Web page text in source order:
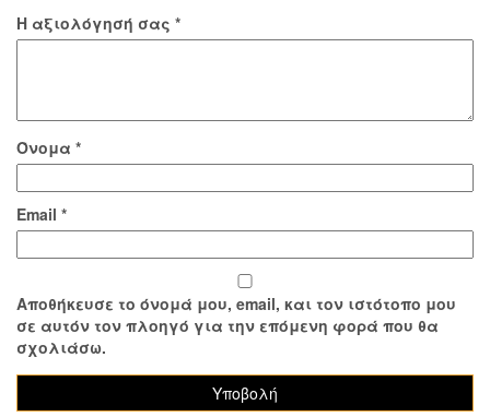
Η αξιολόγησή σας *
Όνομα *
Email *
Αποθήκευσε το όνομά μου, email, και τον ιστότοπο μου
σε αυτόν τον πλοηγό για την επόμενη φορά που θα
σχολιάσω.